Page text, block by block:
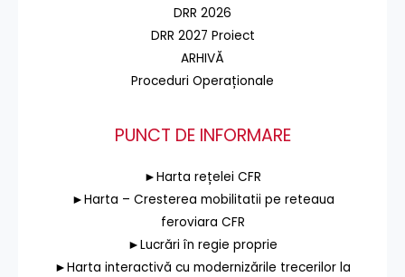
DRR 2026
DRR 2027 Proiect
ARHIVĂ
Proceduri Operaționale
PUNCT DE INFORMARE
►Harta rețelei CFR
►Harta – Cresterea mobilitatii pe reteaua
feroviara CFR
►Lucrări în regie proprie
►Harta interactivă cu modernizările trecerilor la